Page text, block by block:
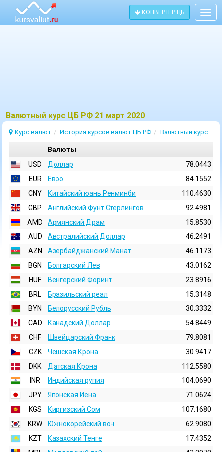
КОНВЕРТЕР ЦБ
Bалютный курс ЦБ РФ 21 март 2020
Курс валют История курсов валют ЦБ РФ Валютный курс 21 Март 2020
Валюты
USD
Доллар
78.0443
EUR
Евро
84.1552
CNY
Китайский юань Ренминби
110.4630
GBP
Английский Фунт Стерлингов
92.4981
AMD
Армянский Драм
15.8530
AUD
Австралийский Доллар
46.2491
AZN
Азербайджанский Манат
46.1173
BGN
Болгарский Лев
43.0162
HUF
Венгерский Форинт
23.8916
BRL
Бразильский реал
15.3148
BYN
Белорусский Рубль
30.3332
CAD
Канадский Доллар
54.8449
CHF
Швейцарский Франк
79.8081
CZK
Чешская Крона
30.9417
DKK
Датская Крона
112.5580
INR
Индийская pупия
104.0690
JPY
Японская Иена
71.0624
KGS
Киргизский Сом
107.1680
KRW
Южнокорейский вон
62.9080
KZT
Казахский Тенге
17.4352